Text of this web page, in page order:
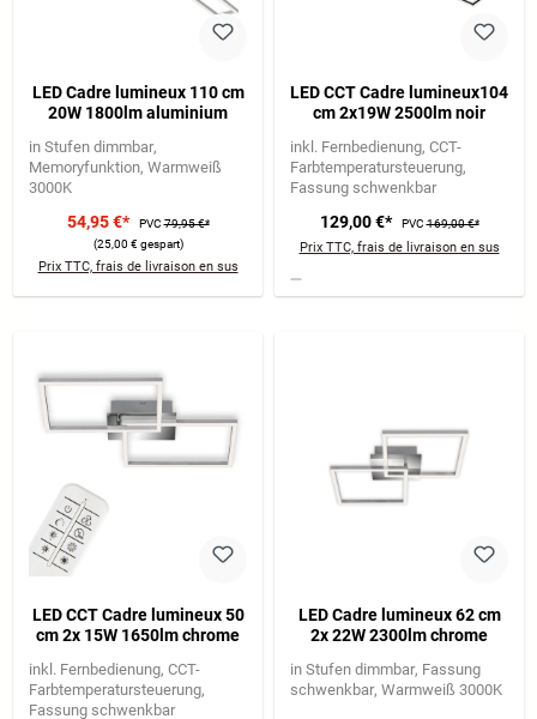
LED Cadre lumineux 110 cm
20W 1800lm aluminium
in Stufen dimmbar
Memoryfunktion Warmweiß
3000K
54,95 €* PVC79,95 €*
(25,00 € gespart)
Prix TTC, frais de livraison en sus
LED CCT Cadre lumineux104
cm 2x19W 2500lm noir
inkl. Fernbedienung CCT-
Farbtemperatursteuerung
Fassung schwenkbar
129,00 €* PVC169,00 €*
Prix TTC, frais de livraison en sus
LED CCT Cadre lumineux 50
cm 2x 15W 1650lm chrome
inkl. Fernbedienung CCT-
Farbtemperatursteuerung
Fassung schwenkbar
LED Cadre lumineux 62 cm
2x 22W 2300lm chrome
in Stufen dimmbar Fassung
schwenkbar Warmweiß 3000K